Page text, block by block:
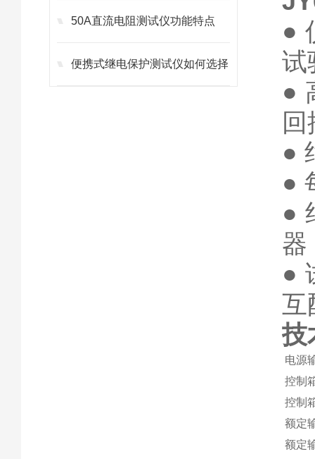
50A直流电阻测试仪功能特点
便携式继电保护测试仪如何选择
●
试
●
●
●
●
器
●
互
技
电源
控制
控制
额定
额定